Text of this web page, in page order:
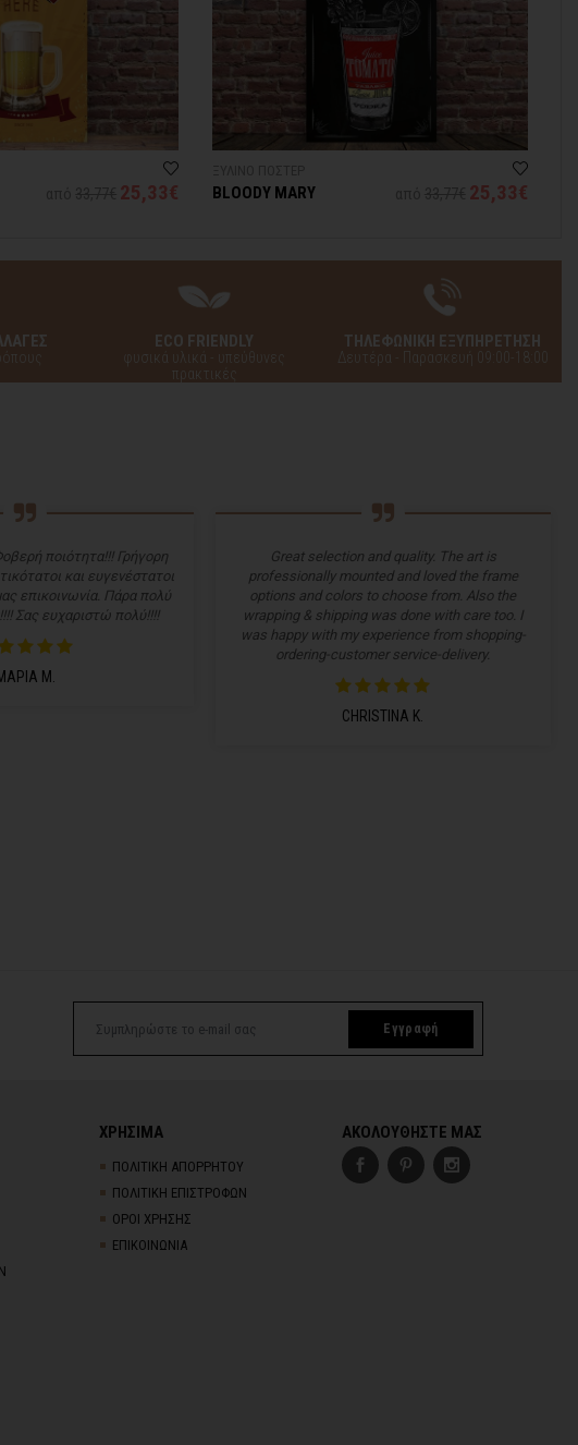
25,33€ BLOODY MARY 25,33€
ECO FRIENDLY
φυσικά υλικά - υπεύθυνες
πρακτικές
ΤΗΛΕΦΩΝΙΚΗ ΕΞΥΠΗΡΕΤΗΣΗ
Δευτέρα - Παρασκευή 09:00-18:00
ποιότητα!!! Γρήγορη
και ευγενέστατοι
επικοινωνία. Πάρα πολύ
Σας ευχαριστώ πολύ!!!!
Μ.
Great selection and quality. The art is
professionally mounted and loved the frame
options and colors to choose from. Also the
wrapping & shipping was done with care too. I
was happy with my experience from shopping-
ordering-customer service-delivery.
CHRISTINA K.
Εγγραφή
ΧΡΗΣΙΜΑ
ΠΟΛΙΤΙΚΗ ΑΠΟΡΡΗΤΟΥ
ΠΟΛΙΤΙΚΗ ΕΠΙΣΤΡΟΦΩΝ
ΟΡΟΙ ΧΡΗΣΗΣ
ΕΠΙΚΟΙΝΩΝΙΑ
ΑΚΟΛΟΥΘΗΣΤΕ ΜΑΣ